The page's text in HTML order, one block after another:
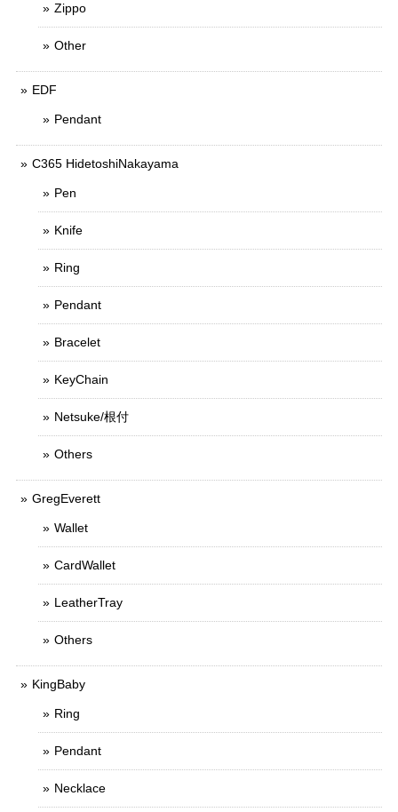
Zippo
Other
EDF
Pendant
C365 HidetoshiNakayama
Pen
Knife
Ring
Pendant
Bracelet
KeyChain
Netsuke/根付
Others
GregEverett
Wallet
CardWallet
LeatherTray
Others
KingBaby
Ring
Pendant
Necklace